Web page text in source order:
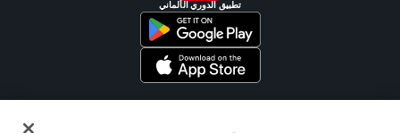
تطبيق الدوري الألماني